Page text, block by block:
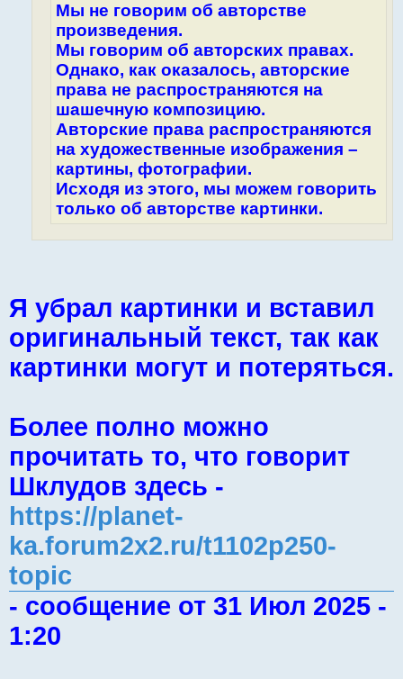
Мы не говорим об авторстве
произведения.
Мы говорим об авторских правах.
Однако, как оказалось, авторские
права не распространяются на
шашечную композицию.
Авторские права распространяются
на художественные изображения –
картины, фотографии.
Исходя из этого, мы можем говорить
только об авторстве картинки.
Я убрал картинки и вставил
оригинальный текст, так как
картинки могут и потеряться.
Более полно можно
прочитать то, что говорит
Шклудов здесь -
https://planet-
ka.forum2x2.ru/t1102p250-
topic
- сообщение от 31 Июл 2025 -
1:20